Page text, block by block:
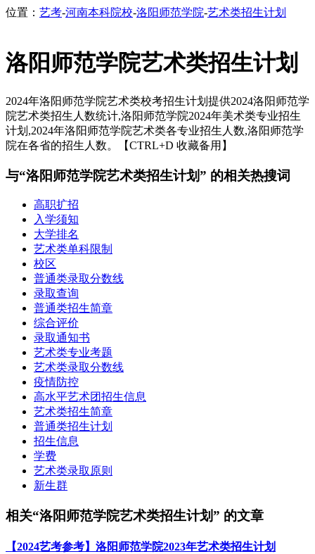
位置： 艺考-河南本科院校-洛阳师范学院-艺术类招生计划
洛阳师范学院艺术类招生计划
2024年洛阳师范学院艺术类校考招生计划提供2024洛阳师范学
院艺术类招生人数统计,洛阳师范学院2024年美术类专业招生
计划,2024年洛阳师范学院艺术类各专业招生人数,洛阳师范学
院在各省的招生人数。【CTRL+D 收藏备用】
与“洛阳师范学院艺术类招生计划” 的相关热搜词
高职扩招
入学须知
大学排名
艺术类单科限制
校区
普通类录取分数线
录取查询
普通类招生简章
综合评价
录取通知书
艺术类专业考题
艺术类录取分数线
疫情防控
高水平艺术团招生信息
艺术类招生简章
普通类招生计划
招生信息
学费
艺术类录取原则
新生群
相关“洛阳师范学院艺术类招生计划” 的文章
【2024艺考参考】洛阳师范学院2023年艺术类招生计划